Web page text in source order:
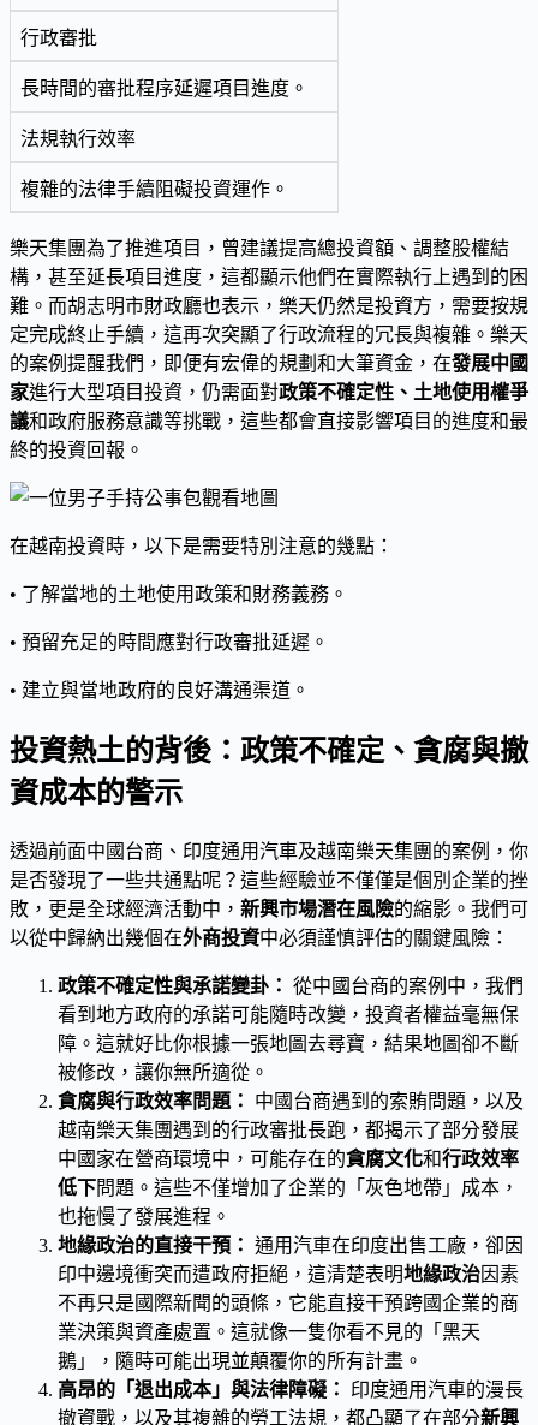
行政審批
長時間的審批程序延遲項目進度。
法規執行效率
複雜的法律手續阻礙投資運作。
樂天集團為了推進項目，曾建議提高總投資額、調整股權結
構，甚至延長項目進度，這都顯示他們在實際執行上遇到的困
難。而胡志明市財政廳也表示，樂天仍然是投資方，需要按規
定完成終止手續，這再次突顯了行政流程的冗長與複雜。樂天
的案例提醒我們，即便有宏偉的規劃和大筆資金，在發展中國
家進行大型項目投資，仍需面對政策不確定性、土地使用權爭
議和政府服務意識等挑戰，這些都會直接影響項目的進度和最
終的投資回報。
在越南投資時，以下是需要特別注意的幾點：
• 了解當地的土地使用政策和財務義務。
• 預留充足的時間應對行政審批延遲。
• 建立與當地政府的良好溝通渠道。
投資熱土的背後：政策不確定、貪腐與撤
資成本的警示
透過前面中國台商、印度通用汽車及越南樂天集團的案例，你
是否發現了一些共通點呢？這些經驗並不僅僅是個別企業的挫
敗，更是全球經濟活動中， 新興市場潛在風險的縮影。我們可
以從中歸納出幾個在外商投資中必須謹慎評估的關鍵風險：
政策不確定性與承諾變卦： 從中國台商的案例中，我們
看到地方政府的承諾可能隨時改變，投資者權益毫無保
障。這就好比你根據一張地圖去尋寶，結果地圖卻不斷
被修改，讓你無所適從。
貪腐與行政效率問題：
中國台商遇到的索賄問題，以及
越南樂天集團遇到的行政審批長跑，都揭示了部分發展
中國家在營商環境中，可能存在的貪腐文化和行政效率
低下問題。這些不僅增加了企業的「灰色地帶」成本，
也拖慢了發展進程。
地緣政治的直接干預： 通用汽車在印度出售工廠，卻因
印中邊境衝突而遭政府拒絕，這清楚表明地緣政治因素
不再只是國際新聞的頭條，它能直接干預跨國企業的商
業決策與資產處置。這就像一隻你看不見的「黑天
鵝」，隨時可能出現並顛覆你的所有計畫。
高昂的「退出成本」與法律障礙：
印度通用汽車的漫長
撤資戰，以及其複雜的勞工法規，都凸顯了在部分新興